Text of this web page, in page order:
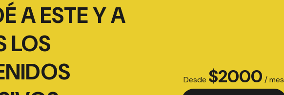
A ESTE Y A
LOS
Desde $2000 / mes